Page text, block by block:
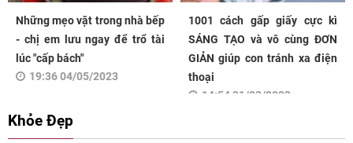
Những mẹo vặt trong nhà bếp
- chị em lưu ngay để trổ tài
lúc "cấp bách"
19:36 04/05/2023
1001 cách gấp giấy cực kì
SÁNG TẠO và vô cùng ĐƠN
GIẢN giúp con tránh xa điện
thoại
14:54 31/03/2023
Khỏe Đẹp